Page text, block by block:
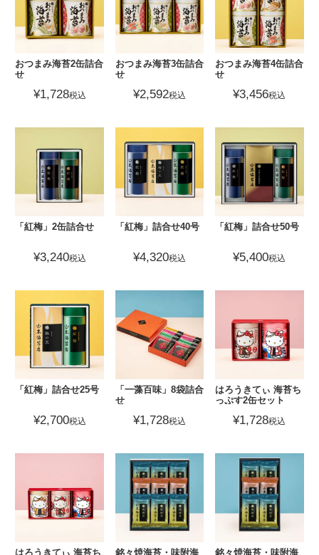
おつまみ海苔2缶詰合
せ
¥1,728税込
おつまみ海苔3缶詰合
せ
¥2,592税込
おつまみ海苔4缶詰合
せ
¥3,456税込
「紅梅」2缶詰合せ
¥3,240税込
「紅梅」詰合せ40号
¥4,320税込
「紅梅」詰合せ50号
¥5,400税込
「紅梅」詰合せ25号
¥2,700税込
「一藻百味」8袋詰合
せ
¥1,728税込
はろうきてぃ 海苔ち
っぷす2缶セット
¥1,728税込
はろうきてぃ 海苔ち
銘々焼海苔・味附海
銘々焼海苔・味附海